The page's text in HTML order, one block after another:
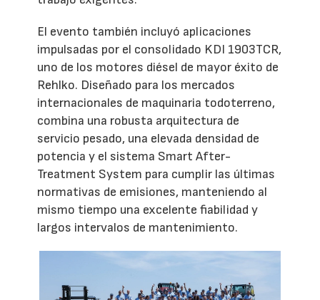
El evento también incluyó aplicaciones
impulsadas por el consolidado KDI 1903TCR,
uno de los motores diésel de mayor éxito de
Rehlko. Diseñado para los mercados
internacionales de maquinaria todoterreno,
combina una robusta arquitectura de
servicio pesado, una elevada densidad de
potencia y el sistema Smart After-
Treatment System para cumplir las últimas
normativas de emisiones, manteniendo al
mismo tiempo una excelente fiabilidad y
largos intervalos de mantenimiento.